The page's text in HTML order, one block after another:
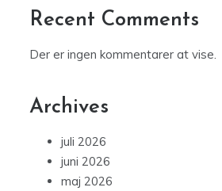
Recent Comments
Der er ingen kommentarer at vise.
Archives
juli 2026
juni 2026
maj 2026